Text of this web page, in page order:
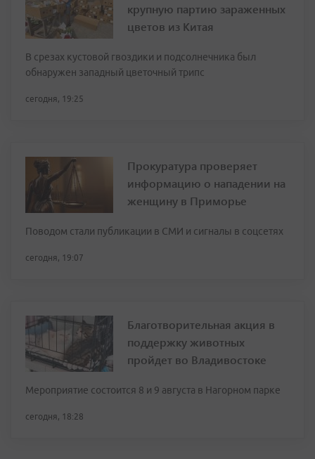
крупную партию зараженных
цветов из Китая
В срезах кустовой гвоздики и подсолнечника был
обнаружен западный цветочный трипс
сегодня, 19:25
Прокуратура проверяет
информацию о нападении на
женщину в Приморье
Поводом стали публикации в СМИ и сигналы в соцсетях
сегодня, 19:07
Благотворительная акция в
поддержку животных
пройдет во Владивостоке
Мероприятие состоится 8 и 9 августа в Нагорном парке
сегодня, 18:28